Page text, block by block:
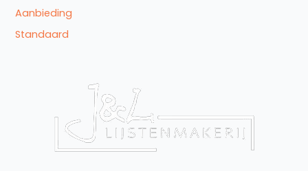
Aanbieding
Standaard